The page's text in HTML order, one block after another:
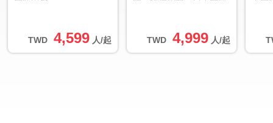
TWD 4,599 人/起 TWD 4,999 人/起